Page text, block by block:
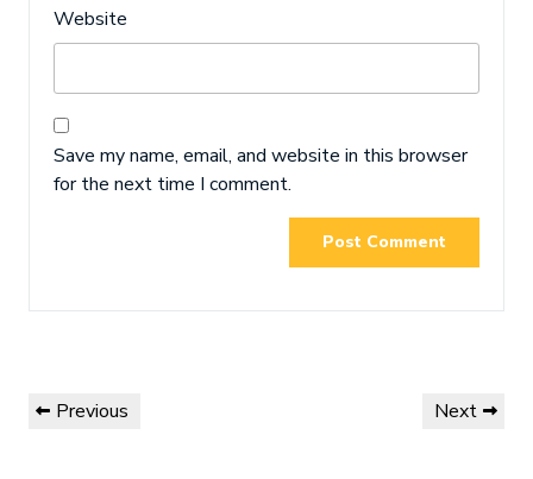
Website
Save my name, email, and website in this browser
for the next time I comment.
Post
navigation
Previous
Previous
Next
Next